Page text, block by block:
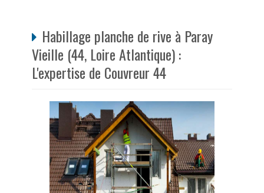
Habillage planche de rive à Paray
Vieille (44, Loire Atlantique) :
L'expertise de Couvreur 44